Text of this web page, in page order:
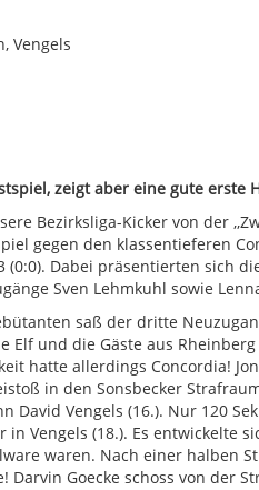
Vengels
zeigt aber eine gute erste
Bezirksliga-Kicker von der
gegen den klassentieferen
(0:0). Dabei präsentierten sich
Sven Lehmkuhl sowie
saß der dritte
Elf und die Gäste aus
hatte allerdings Concordia!
in den Sonsbecker
David Vengels (16.). Nur 120
Vengels (18.). Es entwickelte
waren. Nach einer halben
Darvin Goecke schoss von der